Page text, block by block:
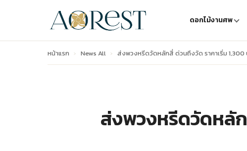
ดอกไม้งานศพ
หน้าแรก › News All › ส่งพวงหรีดวัดหลักสี่ ด่วนถึงวัด ราคาเริ่ม 1,300
ส่งพวงหรีดวัดหลัก